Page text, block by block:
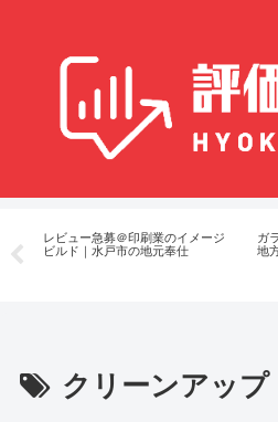
レビュー急募＠印刷業のイメージ
ビルド｜水戸市の地元奉仕
ガ
地
クリーンアップ